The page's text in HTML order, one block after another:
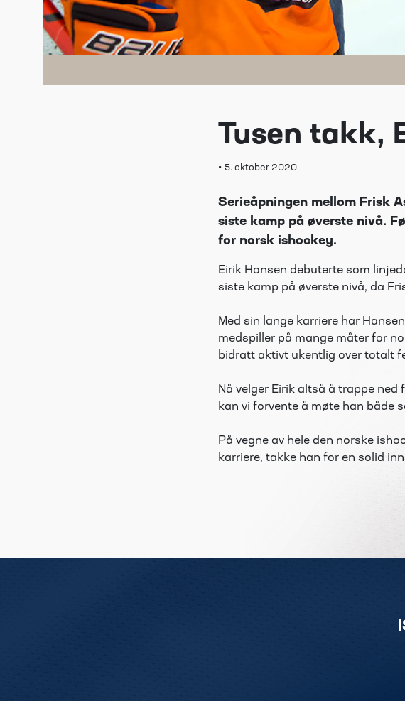
Tusen takk,
• 5. oktober 2020
Serieåpningen mellom Frisk
siste kamp på øverste nivå.
for norsk ishockey.
Eirik Hansen debuterte som
siste kamp på øverste nivå, da
Med sin lange karriere har
medspiller på mange måter for
bidratt aktivt ukentlig over totalt
Nå velger Eirik altså å trappe ned
kan vi forvente å møte han både
På vegne av hele den norske
karriere, takke han for en solid